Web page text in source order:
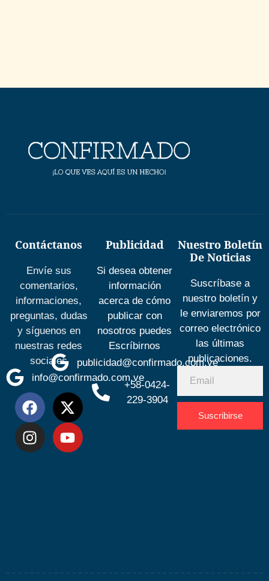
Contáctanos
Envíe sus
comentarios,
informaciones,
preguntas, dudas
y síguenos en
nuestras redes
sociales
info@confirmado.com.ve
Publicidad
Si desea obtener
información
acerca de cómo
publicar con
nosotros puedes
Escríbirnos
publicidad@confirmado.com.ve
+58-0424-
229-3904
Nuestro Boletín
De Noticias
Suscríbase a
nuestro boletín y
le enviaremos por
correo electrónico
las últimas
publicaciones.
Suscribirse